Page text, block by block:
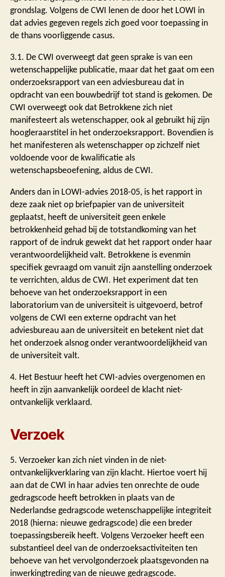
grondslag. Volgens de CWI lenen de door het LOWI in
dat advies gegeven regels zich goed voor toepassing in
de thans voorliggende casus.
3.1. De CWI overweegt dat geen sprake is van een
wetenschappelijke publicatie, maar dat het gaat om een
onderzoeksrapport van een adviesbureau dat in
opdracht van een bouwbedrijf tot stand is gekomen. De
CWI overweegt ook dat Betrokkene zich niet
manifesteert als wetenschapper, ook al gebruikt hij zijn
hoogleraarstitel in het onderzoeksrapport. Bovendien is
het manifesteren als wetenschapper op zichzelf niet
voldoende voor de kwalificatie als
wetenschapsbeoefening, aldus de CWI.
Anders dan in LOWI-advies 2018-05, is het rapport in
deze zaak niet op briefpapier van de universiteit
geplaatst, heeft de universiteit geen enkele
betrokkenheid gehad bij de totstandkoming van het
rapport of de indruk gewekt dat het rapport onder haar
verantwoordelijkheid valt. Betrokkene is evenmin
specifiek gevraagd om vanuit zijn aanstelling onderzoek
te verrichten, aldus de CWI. Het experiment dat ten
behoeve van het onderzoeksrapport in een
laboratorium van de universiteit is uitgevoerd, betrof
volgens de CWI een externe opdracht van het
adviesbureau aan de universiteit en betekent niet dat
het onderzoek alsnog onder verantwoordelijkheid van
de universiteit valt.
4. Het Bestuur heeft het CWI-advies overgenomen en
heeft in zijn aanvankelijk oordeel de klacht niet-
ontvankelijk verklaard.
Verzoek
5. Verzoeker kan zich niet vinden in de niet-
ontvankelijkverklaring van zijn klacht. Hiertoe voert hij
aan dat de CWI in haar advies ten onrechte de oude
gedragscode heeft betrokken in plaats van de
Nederlandse gedragscode wetenschappelijke integriteit
2018 (hierna: nieuwe gedragscode) die een breder
toepassingsbereik heeft. Volgens Verzoeker heeft een
substantieel deel van de onderzoeksactiviteiten ten
behoeve van het vervolgonderzoek plaatsgevonden na
inwerkingtreding van de nieuwe gedragscode.